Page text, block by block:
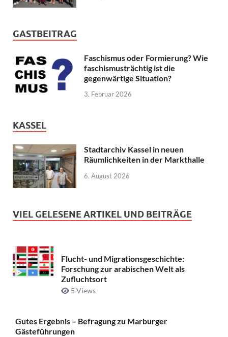
GASTBEITRAG
Faschismus oder Formierung? Wie
faschismusträchtig ist die
gegenwärtige Situation?
3. Februar 2026
KASSEL
Stadtarchiv Kassel in neuen
Räumlichkeiten in der Markthalle
6. August 2026
VIEL GELESENE ARTIKEL UND BEITRÄGE
Flucht- und Migrationsgeschichte:
Forschung zur arabischen Welt als
Zufluchtsort
5 Views
Gutes Ergebnis – Befragung zu Marburger
Gästeführungen